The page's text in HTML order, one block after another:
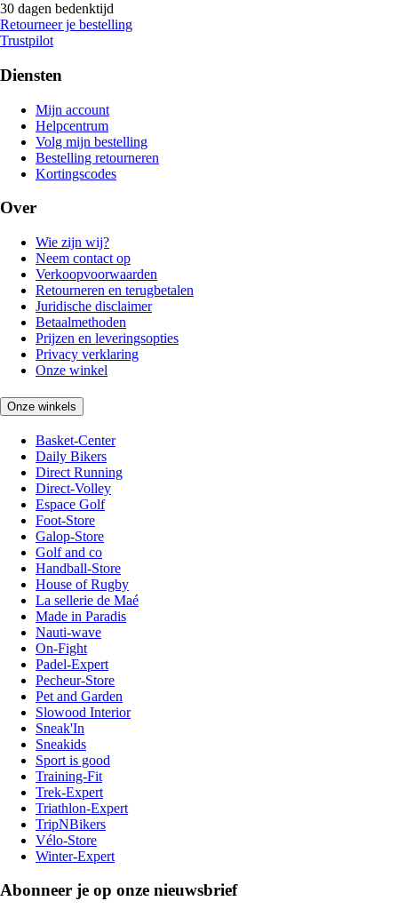
30 dagen bedenktijd
Retourneer je bestelling
Trustpilot
Diensten
Mijn account
Helpcentrum
Volg mijn bestelling
Bestelling retourneren
Kortingscodes
Over
Wie zijn wij?
Neem contact op
Verkoopvoorwaarden
Retourneren en terugbetalen
Juridische disclaimer
Betaalmethoden
Prijzen en leveringsopties
Privacy verklaring
Onze winkel
Onze winkels
Basket-Center
Daily Bikers
Direct Running
Direct-Volley
Espace Golf
Foot-Store
Galop-Store
Golf and co
Handball-Store
House of Rugby
La sellerie de Maé
Made in Paradis
Nauti-wave
On-Fight
Padel-Expert
Pecheur-Store
Pet and Garden
Slowood Interior
Sneak'In
Sneakids
Sport is good
Training-Fit
Trek-Expert
Triathlon-Expert
TripNBikers
Vélo-Store
Winter-Expert
Abonneer je op onze nieuwsbrief